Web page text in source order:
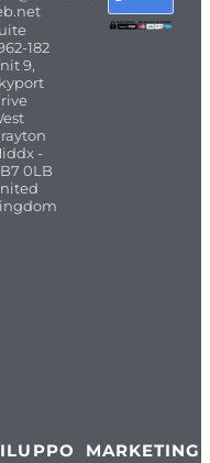
182
9,
-
0LB
MARKETING